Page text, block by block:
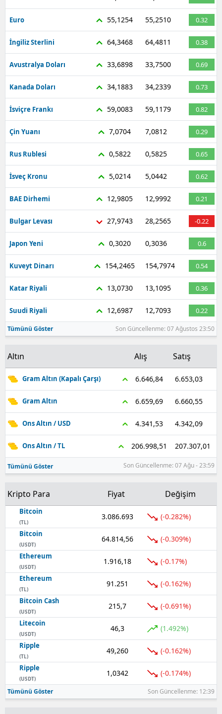
Euro 55,1254 55,2510 0.32
İngiliz Sterlini 64,3468 64,4811 0.38
Avustralya Doları 33,6898 33,7500 0.69
Kanada Doları 34,1883 34,2339 0.73
İsviçre Frankı 59,0083 59,1179 0.82
Çin Yuanı 7,0704 7,0812 0.29
Rus Rublesi 0,5822 0,5825 0.65
İsveç Kronu 5,0214 5,0442 0.62
BAE Dirhemi 12,9805 12,9992 0.21
Bulgar Levası 27,9743 28,2565 -0.22
Japon Yeni 0,3020 0,3036 0.6
Kuveyt Dinarı 154,2465 154,7974 0.54
Katar Riyali 13,0730 13,1095 0.36
Suudi Riyali 12,6987 12,7093 0.22
Tümünü Göster Son Güncellenme: 07 Ağustos 23:50
Altın Alış Satış
Gram Altın (Kapalı Çarşı) 6.646,84 6.653,03
Gram Altın 6.659,69 6.660,55
Ons Altın / USD 4.341,53 4.342,09
Ons Altın / TL 206.998,51 207.307,01
Tümünü Göster Son Güncellenme: 07 Ağu - 23:59
Kripto Para Fiyat Değişim
Bitcoin
(TL)
3.086.693 (-0.282%)
Bitcoin
(USDT)
64.814,56 (-0.309%)
Ethereum
(USDT)
1.916,18 (-0.17%)
Ethereum
(TL)
91.251 (-0.162%)
Bitcoin Cash
(USDT)
215,7 (-0.691%)
Litecoin
(USDT)
46,3 (1.492%)
Ripple
(TL)
49,260 (-0.162%)
Ripple
(USDT)
1,0342 (-0.174%)
Tümünü Göster Son Güncellenme: 12:39